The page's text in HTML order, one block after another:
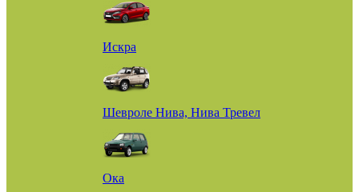
Искра
Шевроле Нива, Нива Тревел
Ока